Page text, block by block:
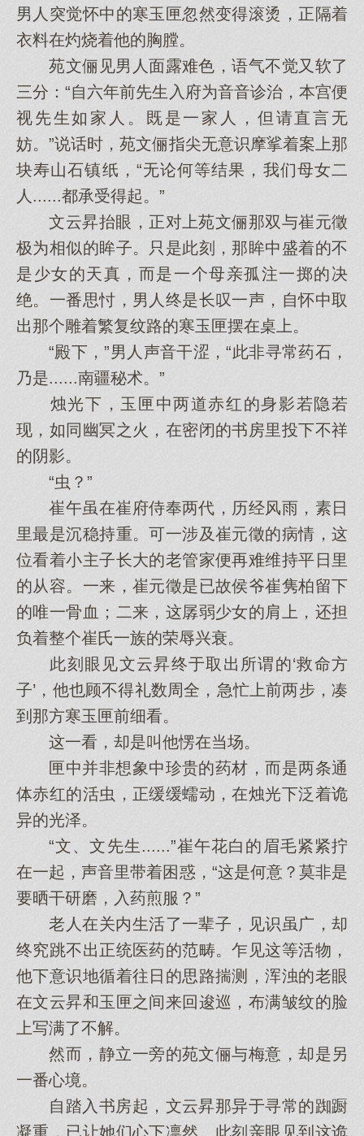
男人突觉怀中的寒玉匣忽然变得滚烫，正隔着
衣料在灼烧着他的胸膛。
苑文俪见男人面露难色，语气不觉又软了
三分：“自六年前先生入府为音音诊治，本宫便
视先生如家人。既是一家人，但请直言无
妨。”说话时，苑文俪指尖无意识摩挲着案上那
块寿山石镇纸，“无论何等结果，我们母女二
人......都承受得起。”
文云昇抬眼，正对上苑文俪那双与崔元徵
极为相似的眸子。只是此刻，那眸中盛着的不
是少女的天真，而是一个母亲孤注一掷的决
绝。一番思忖，男人终是长叹一声，自怀中取
出那个雕着繁复纹路的寒玉匣摆在桌上。
“殿下，”男人声音干涩，“此非寻常药石，
乃是......南疆秘术。”
烛光下，玉匣中两道赤红的身影若隐若
现，如同幽冥之火，在密闭的书房里投下不祥
的阴影。
“虫？”
崔午虽在崔府侍奉两代，历经风雨，素日
里最是沉稳持重。可一涉及崔元徵的病情，这
位看着小主子长大的老管家便再难维持平日里
的从容。一来，崔元徵是已故侯爷崔隽柏留下
的唯一骨血；二来，这孱弱少女的肩上，还担
负着整个崔氏一族的荣辱兴衰。
此刻眼见文云昇终于取出所谓的‘救命方
子’，他也顾不得礼数周全，急忙上前两步，凑
到那方寒玉匣前细看。
这一看，却是叫他愣在当场。
匣中并非想象中珍贵的药材，而是两条通
体赤红的活虫，正缓缓蠕动，在烛光下泛着诡
异的光泽。
“文、文先生......”崔午花白的眉毛紧紧拧
在一起，声音里带着困惑，“这是何意？莫非是
要晒干研磨，入药煎服？”
老人在关内生活了一辈子，见识虽广，却
终究跳不出正统医药的范畴。乍见这等活物，
他下意识地循着往日的思路揣测，浑浊的老眼
在文云昇和玉匣之间来回逡巡，布满皱纹的脸
上写满了不解。
然而，静立一旁的苑文俪与梅意，却是另
一番心境。
自踏入书房起，文云昇那异于寻常的踟蹰
凝重，已让她们心下凛然。此刻亲眼见到这诡